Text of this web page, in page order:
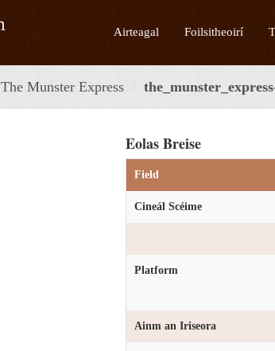
Airteagal Foilsitheoirí
The Munster Express
Eolas Breise
Field
Cineál Scéime
Platform
Ainm an Iriseora